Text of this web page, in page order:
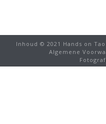
Inhoud © 2021 Hands on
Algemene